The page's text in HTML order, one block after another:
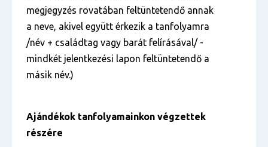
megjegyzés rovatában feltüntetendő annak
a neve, akivel együtt érkezik a tanfolyamra
/név + családtag vagy barát felírásával/ -
mindkét jelentkezési lapon feltüntetendő a
másik név.)
Ajándékok tanfolyamainkon végzettek
részére